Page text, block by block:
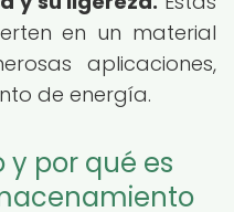
en un material
aplicaciones,
de energía.
y por qué es